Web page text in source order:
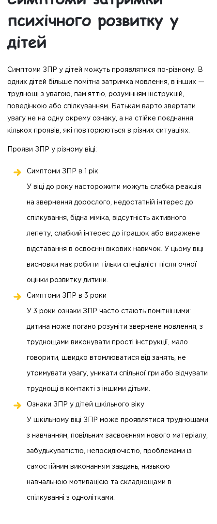
психічного розвитку у
дітей
Симптоми ЗПР у дітей можуть проявлятися по-різному. В
одних дітей більше помітна затримка мовлення, в інших —
труднощі з увагою, пам’яттю, розумінням інструкцій,
поведінкою або спілкуванням. Батькам варто звертати
увагу не на одну окрему ознаку, а на стійке поєднання
кількох проявів, які повторюються в різних ситуаціях.
Прояви ЗПР у різному віці:
Симптоми ЗПР в 1 рік
У віці до року насторожити можуть слабка реакція
на звернення дорослого, недостатній інтерес до
спілкування, бідна міміка, відсутність активного
лепету, слабкий інтерес до іграшок або виражене
відставання в освоєнні вікових навичок. У цьому віці
висновки має робити тільки спеціаліст після очної
оцінки розвитку дитини.
Симптоми ЗПР в 3 роки
У 3 роки ознаки ЗПР часто стають помітнішими:
дитина може погано розуміти звернене мовлення, з
труднощами виконувати прості інструкції, мало
говорити, швидко втомлюватися від занять, не
утримувати увагу, уникати спільної гри або відчувати
труднощі в контакті з іншими дітьми.
Ознаки ЗПР у дітей шкільного віку
У шкільному віці ЗПР може проявлятися труднощами
з навчанням, повільним засвоєнням нового матеріалу,
забудькуватістю, непосидючістю, проблемами із
самостійним виконанням завдань, низькою
навчальною мотивацією та складнощами в
спілкуванні з однолітками.